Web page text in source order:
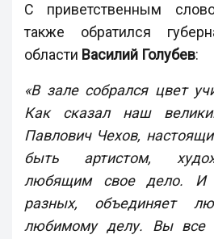
С приветственным
также обратился
области Василий Голубев:
«В зале собрался цвет
Как сказал наш
Павлович Чехов,
быть артистом,
любящим свое дело. И
разных, объединяет
любимому делу. Вы все